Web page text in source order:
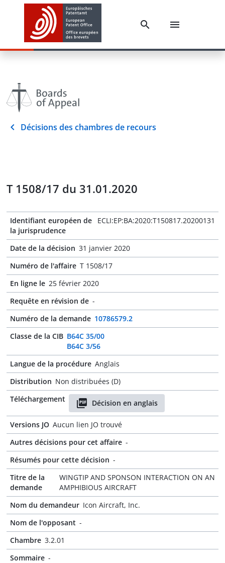
Décisions des chambres de recours
T 1508/17 du 31.01.2020
Identifiant européen de
la jurisprudence
ECLI:EP:BA:2020:T150817.20200131
Date de la décision 31 janvier 2020
Numéro de l'affaire T 1508/17
En ligne le 25 février 2020
Requête en révision de -
Numéro de la demande 10786579.2
Classe de la CIB B64C 35/00
B64C 3/56
Langue de la procédure Anglais
Distribution Non distribuées (D)
Téléchargement
Décision en anglais
Versions JO Aucun lien JO trouvé
Autres décisions pour cet affaire -
Résumés pour cette décision -
Titre de la
demande
WINGTIP AND SPONSON INTERACTION ON AN
AMPHIBIOUS AIRCRAFT
Nom du demandeur Icon Aircraft, Inc.
Nom de l'opposant -
Chambre 3.2.01
Sommaire -